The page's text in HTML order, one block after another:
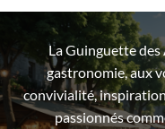
La Guinguette des
gastronomie, aux
convivialité,
passionnés